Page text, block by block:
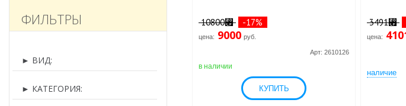
ФИЛЬТРЫ
► ВИД:
► КАТЕГОРИЯ:
10800⃏ -17%
цена: 9000 руб.
Арт: 2610126
в наличии
3491⃏
цена:
наличие